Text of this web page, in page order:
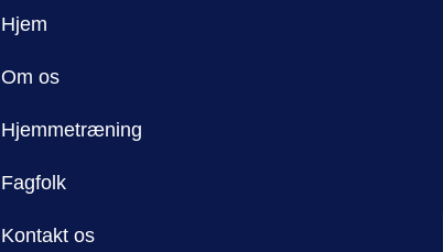
Hjem
Om os
Hjemmetræning
Fagfolk
Kontakt os